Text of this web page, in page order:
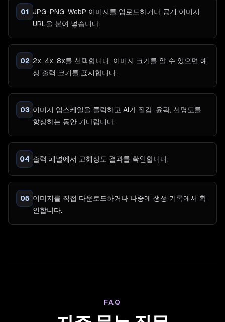
01 JPG, PNG, WebP 이미지를 업로드하거나 공개 이미지
URL을 붙여 넣습니다.
02 2x, 4x, 8x를 선택합니다. 이미지 크기를 알 수 있으면 예
상 출력 크기를 표시합니다.
03 이미지 업스케일을 클릭하고 AI가 질감, 윤곽, 선명도를
향상하는 동안 기다립니다.
04 출력 패널에서 고해상도 결과를 확인합니다.
05 이미지를 직접 다운로드하거나 나중에 생성 기록에서 확
인합니다.
FAQ